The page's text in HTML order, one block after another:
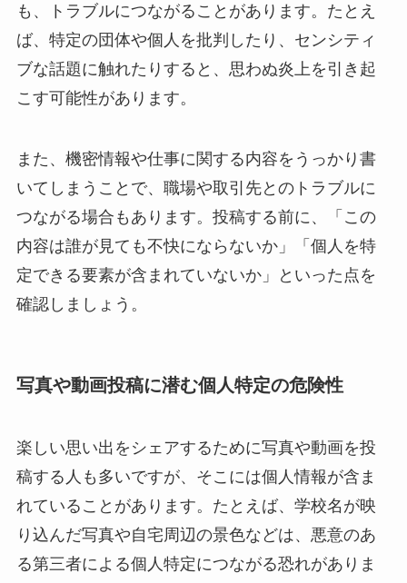
も、トラブルにつながることがあります。たとえ
ば、特定の団体や個人を批判したり、センシティ
ブな話題に触れたりすると、思わぬ炎上を引き起
こす可能性があります。
また、機密情報や仕事に関する内容をうっかり書
いてしまうことで、職場や取引先とのトラブルに
つながる場合もあります。投稿する前に、「この
内容は誰が見ても不快にならないか」「個人を特
定できる要素が含まれていないか」といった点を
確認しましょう。
写真や動画投稿に潜む個人特定の危険性
楽しい思い出をシェアするために写真や動画を投
稿する人も多いですが、そこには個人情報が含ま
れていることがあります。たとえば、学校名が映
り込んだ写真や自宅周辺の景色などは、悪意のあ
る第三者による個人特定につながる恐れがありま